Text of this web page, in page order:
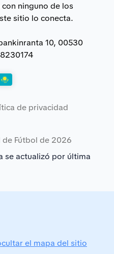
ninguno de los
sitio lo conecta.
10, 00530
de privacidad
Fútbol de 2026
se actualizó por última
el mapa del sitio